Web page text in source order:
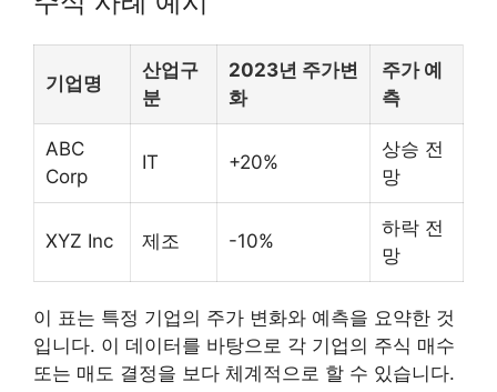
기업명
산업구
분
2023년 주가변
화
주가 예
측
ABC
Corp
IT +20%
상승 전
망
XYZ Inc 제조 -10%
하락 전
망
이 표는 특정 기업의 주가 변화와 예측을 요약한 것
입니다. 이 데이터를 바탕으로 각 기업의 주식 매수
또는 매도 결정을 보다 체계적으로 할 수 있습니다.